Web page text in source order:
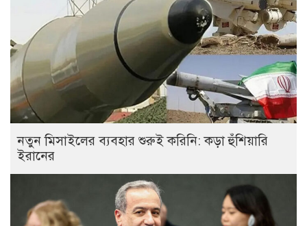
নতুন মিসাইলের ব্যবহার শুরুই করিনি: কড়া হুঁশিয়ারি
ইরানের